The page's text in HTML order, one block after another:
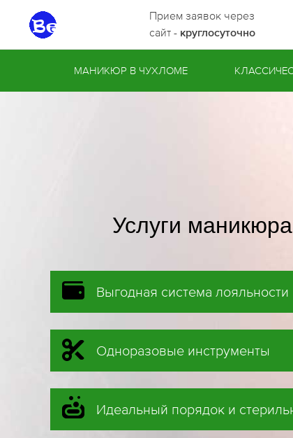
Прием заявок через
сайт - круглосуточно
МАНИКЮР В ЧУХЛОМЕ
Услуги
Выгодная система лояльности
Одноразовые инструменты
Идеальный порядок и